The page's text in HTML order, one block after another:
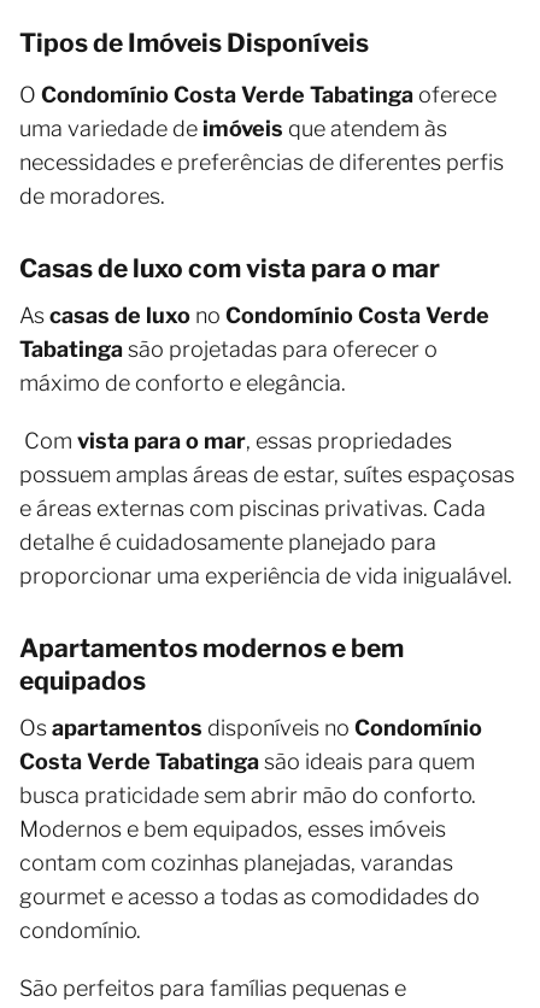
Tipos de Imóveis Disponíveis
O Condomínio Costa Verde Tabatinga oferece
uma variedade de imóveis que atendem às
necessidades e preferências de diferentes perfis
de moradores.
Casas de luxo com vista para o mar
Ascasas de luxo no Condomínio Costa Verde
Tabatingasão projetadas para oferecer o
máximo de conforto e elegância.
Com vista para o mar, essas propriedades
possuem amplas áreas de estar, suítes espaçosas
e áreas externas com piscinas privativas. Cada
detalhe é cuidadosamente planejado para
proporcionar uma experiência de vida inigualável.
Apartamentos modernos e bem
equipados
Osapartamentos disponíveis no Condomínio
Costa Verde Tabatingasão ideais para quem
busca praticidade sem abrir mão do conforto.
Modernos e bem equipados, esses imóveis
contam com cozinhas planejadas, varandas
gourmet e acesso a todas as comodidades do
condomínio.
São perfeitos para famílias pequenas e